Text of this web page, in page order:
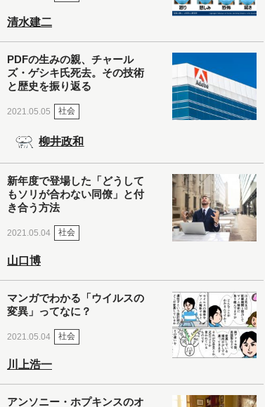
清水建二
PDFの生みの親、チャール
ズ・ゲシキ氏死去。その技術
と歴史を振り返る
2021.05.05 社会
柳井政和
新年度で登場した「どうして
もソリが合わない同僚」と付
き合う方法
2021.05.04 社会
山口博
マンガでわかる「ウイルスの
変異」ってなに？
2021.05.04 社会
川上浩一
アンソニー・ホプキンスのオ